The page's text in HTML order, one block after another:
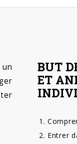
BUT
ET
Entrer